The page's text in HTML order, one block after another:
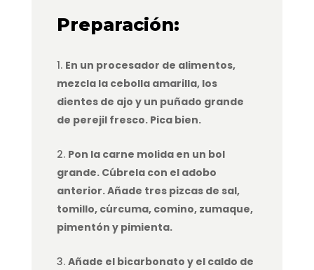
Preparación:
En un procesador de alimentos,
mezcla la cebolla amarilla, los
dientes de ajo y un puñado grande
de perejil fresco. Pica bien.
Pon la carne molida en un bol
grande. Cúbrela con el adobo
anterior. Añade tres pizcas de sal,
tomillo, cúrcuma, comino, zumaque,
pimentón y pimienta.
Añade el bicarbonato y el caldo de